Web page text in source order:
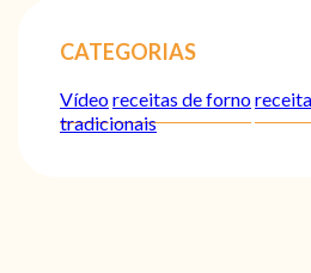
CATEGORIAS
Vídeoreceitas de forno
tradicionais